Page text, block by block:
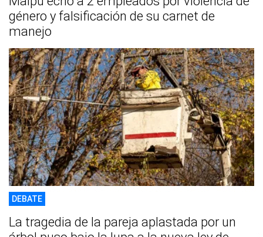
género y falsificación de su carnet de
manejo
DEBATE
La tragedia de la pareja aplastada por un